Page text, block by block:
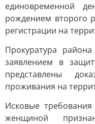
единовременной
рождением второго
регистрации на
Прокуратура
заявлением в
представлены
проживания на
Исковые
женщиной